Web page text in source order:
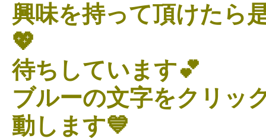
興味を持って頂けたら
💖
待ちしています💕
ブルーの文字をクリッ
動します💙